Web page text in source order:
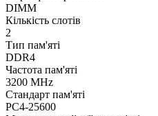
DIMM
Кількість слотів
2
Тип пам'яті
DDR4
Частота пам'яті
3200 MHz
Стандарт пам'яті
PC4-25600